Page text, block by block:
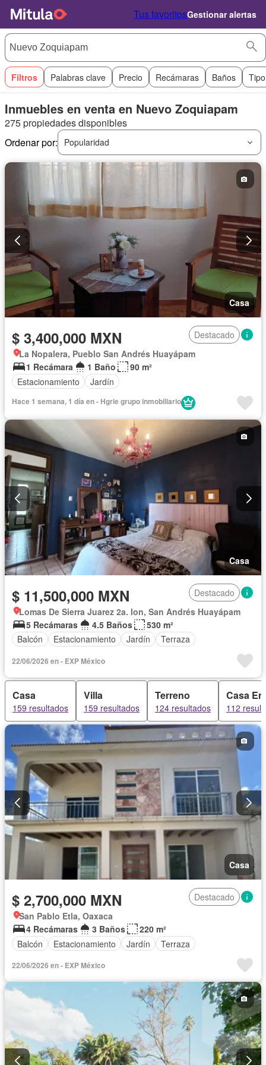
Tus favoritosGestionar alertas
Filtros Palabras clave Precio Recámaras Baños
Inmuebles en venta en Nuevo Zoquiapam
275 propiedades disponibles
Ordenar por:
Popularidad
Casa
$ 3,400,000 MXN
Destacado
La Nopalera, Pueblo San Andrés Huayápam
1 Recámara
1 Baño
90 m²
Estacionamiento
Jardín
Hace 1 semana, 1 día en - Hgrie grupo inmobiliario
Casa
$ 11,500,000 MXN
Destacado
Lomas De Sierra Juarez 2a. Ion, San Andrés Huayápam
5 Recámaras
4.5 Baños
530 m²
Balcón
Estacionamiento Jardín Terraza
22/06/2026 en - EXP México
Casa
159 resultados
Villa
159 resultados
Terreno
124 resultados
Casa
112
Casa
$ 2,700,000 MXN
Destacado
San Pablo Etla, Oaxaca
4 Recámaras
3 Baños
220 m²
Balcón
Estacionamiento Jardín Terraza
22/06/2026 en - EXP México